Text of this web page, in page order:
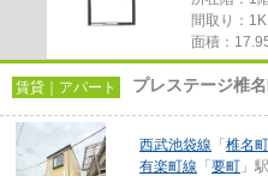
間取り：1K
面積：
賃貸｜アパート プレステージ椎
西武池袋線 「 椎名町
有楽町線 「 要町 」